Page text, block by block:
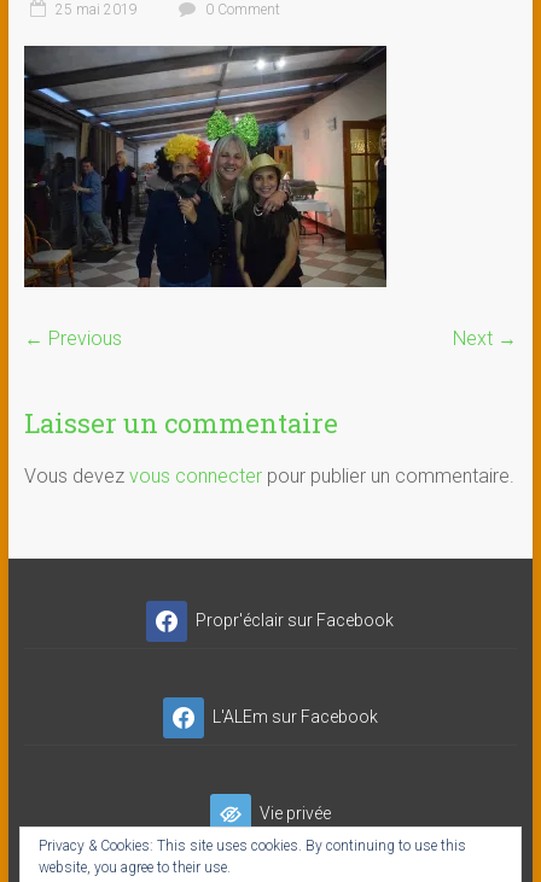
25 mai 2019 0 Comment
← Previous Next →
Laisser un commentaire
Vous devez vous connecterpour publier un commentaire.
Propr'éclair sur Facebook
L'ALEm sur Facebook
Vie privée
Privacy & Cookies: This site uses cookies. By continuing to use this
website, you agree to their use.